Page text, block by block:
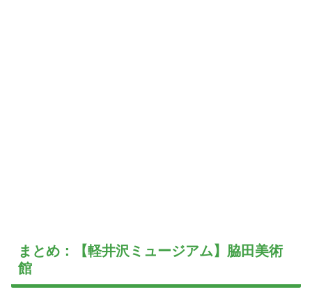
まとめ：【軽井沢ミュージアム】脇田美術
館